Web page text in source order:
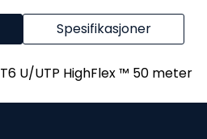
Spesifikasjoner
U/UTP HighFlex ™ 50 meter